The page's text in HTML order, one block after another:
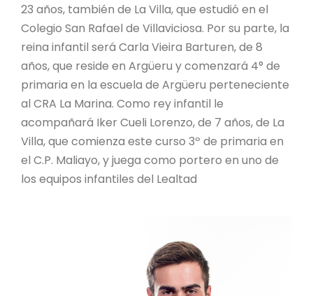
23 años, también de La Villa, que estudió en el
Colegio San Rafael de Villaviciosa. Por su parte, la
reina infantil será Carla Vieira Barturen, de 8
años, que reside en Argüeru y comenzará 4° de
primaria en la escuela de Argüeru perteneciente
al CRA La Marina. Como rey infantil le
acompañará Iker Cueli Lorenzo, de 7 años, de La
Villa, que comienza este curso 3º de primaria en
el C.P. Maliayo, y juega como portero en uno de
los equipos infantiles del Lealtad